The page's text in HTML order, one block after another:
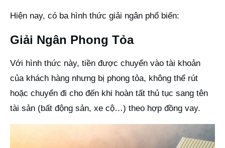
Hiện nay, có ba hình thức giải ngân phổ biến:
Giải Ngân Phong Tỏa
Với hình thức này, tiền được chuyển vào tài khoản
của khách hàng nhưng bị phong tỏa, không thể rút
hoặc chuyển đi cho đến khi hoàn tất thủ tục sang tên
tài sản (bất động sản, xe cộ…) theo hợp đồng vay.